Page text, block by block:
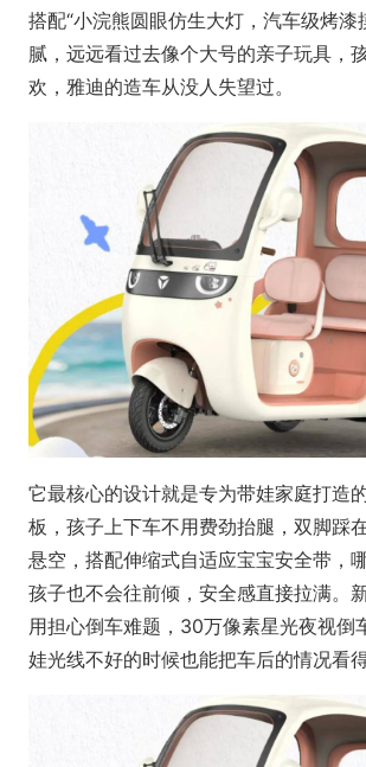
搭配“小浣熊圆眼仿生大灯，汽车级烤漆
腻，远远看过去像个大号的亲子玩具，
欢，雅迪的造车从没人失望过。
它最核心的设计就是专为带娃家庭打造
板，孩子上下车不用费劲抬腿，双脚踩
悬空，搭配伸缩式自适应宝宝安全带，
孩子也不会往前倾，安全感直接拉满。
用担心倒车难题，30万像素星光夜视倒
娃光线不好的时候也能把车后的情况看